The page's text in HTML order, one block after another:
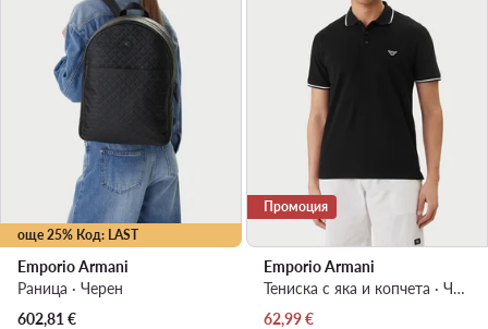
още 25% Код: LAST
Emporio Armani
Раница · Черен
602,81 €
Промоция
Emporio Armani
Тениска с яка и копчета · Черен
Актуална цена
62,99€